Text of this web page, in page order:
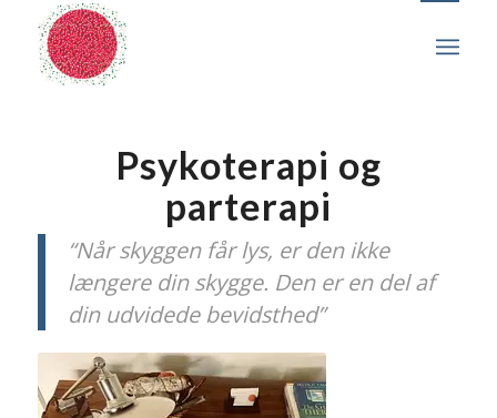
Psykoterapi og
parterapi
“Når skyggen får lys, er den ikke
længere din skygge. Den er en del af
din udvidede bevidsthed”